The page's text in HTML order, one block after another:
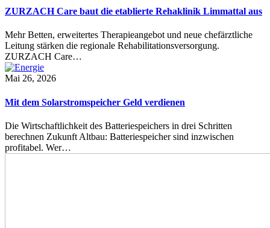
ZURZACH Care baut die etablierte Rehaklinik Limmattal aus
Mehr Betten, erweitertes Therapieangebot und neue chefärztliche
Leitung stärken die regionale Rehabilitationsversorgung.
ZURZACH Care…
Mai 26, 2026
Mit dem Solarstromspeicher Geld verdienen
Die Wirtschaftlichkeit des Batteriespeichers in drei Schritten
berechnen Zukunft Altbau: Batteriespeicher sind inzwischen
profitabel. Wer…